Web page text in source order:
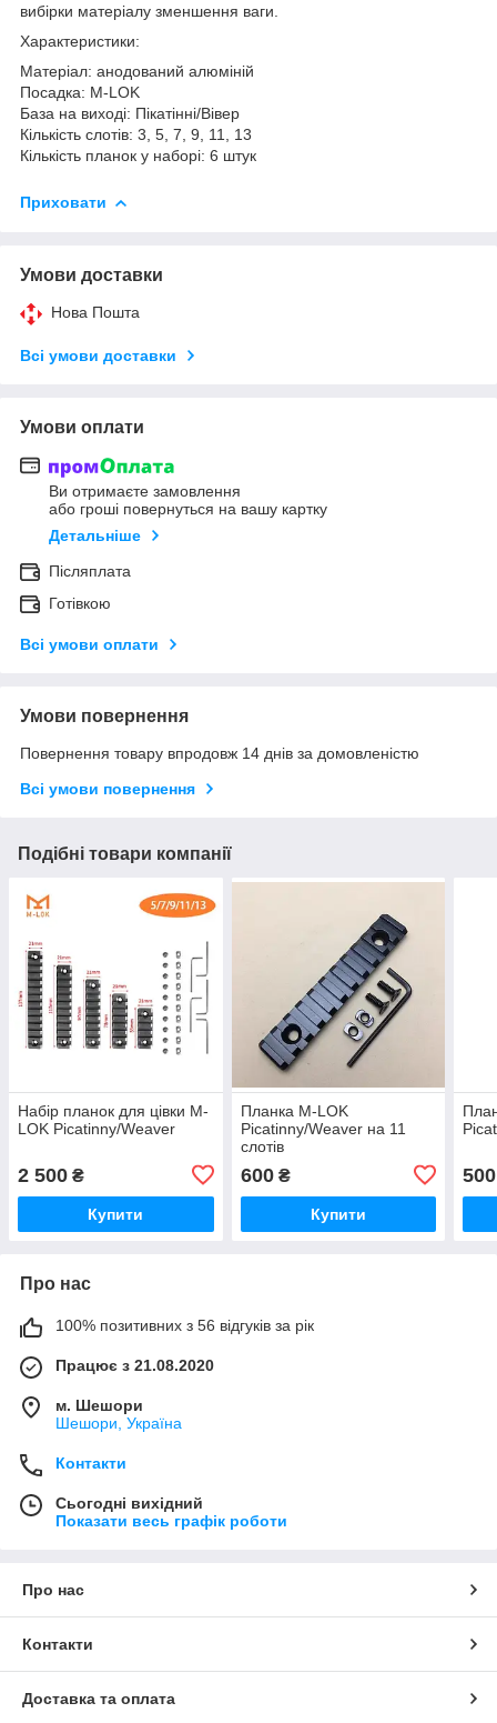
вибірки матеріалу зменшення ваги.
Характеристики:
Матеріал: анодований алюміній
Посадка: M-LOK
База на виході: Пікатінні/Вівер
Кількість слотів: 3, 5, 7, 9, 11, 13
Кількість планок у наборі: 6 штук
Приховати
Умови доставки
Нова Пошта
Всі умови доставки
Умови оплати
Ви отримаєте замовлення
або гроші повернуться на вашу картку
Детальніше
Післяплата
Готівкою
Всі умови оплати
Умови повернення
Повернення товару впродовж 14 днів за домовленістю
Всі умови повернення
Подібні товари компанії
Набір планок для цівки M-
LOK Picatinny/Weaver
2 500 ₴
Купити
Планка M-LOK
Picatinny/Weaver на 11
слотів
600₴
Купити
500
Про нас
100% позитивних з 56 відгуків за рік
Працює з 21.08.2020
м. Шешори
Шешори, Україна
Контакти
Сьогодні вихідний
Показати весь графік роботи
Про нас
Контакти
Доставка та оплата